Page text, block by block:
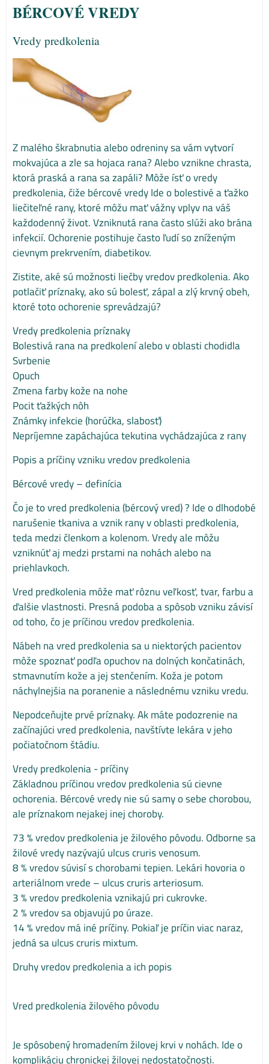
BÉRCOVÉ VREDY
Vredy predkolenia
Z malého škrabnutia alebo odreniny sa vám vytvorí
mokvajúca a zle sa hojaca rana? Alebo vznikne chrasta,
ktorá praská a rana sa zapáli? Môže ísť o vredy
predkolenia, čiže bércové vredy Ide o bolestivé a ťažko
liečiteľné rany, ktoré môžu mať vážny vplyv na váš
každodenný život. Vzniknutá rana často slúži ako brána
infekcií. Ochorenie postihuje často ľudí so zníženým
cievnym prekrvením, diabetikov.
Zistite, aké sú možnosti liečby vredov predkolenia. Ako
potlačiť príznaky, ako sú bolesť, zápal a zlý krvný obeh,
ktoré toto ochorenie sprevádzajú?
Vredy predkolenia príznaky
Bolestivá rana na predkolení alebo v oblasti chodidla
Svrbenie
Opuch
Zmena farby kože na nohe
Pocit ťažkých nôh
Známky infekcie (horúčka, slabosť)
Nepríjemne zapáchajúca tekutina vychádzajúca z rany
Popis a príčiny vzniku vredov predkolenia
Bércové vredy – definícia
Čo je to vred predkolenia (bércový vred) ? Ide o dlhodobé
narušenie tkaniva a vznik rany v oblasti predkolenia,
teda medzi členkom a kolenom. Vredy ale môžu
vzniknúť aj medzi prstami na nohách alebo na
priehlavkoch.
Vred predkolenia môže mať rôznu veľkosť, tvar, farbu a
ďalšie vlastnosti. Presná podoba a spôsob vzniku závisí
od toho, čo je príčinou vredov predkolenia.
Nábeh na vred predkolenia sa u niektorých pacientov
môže spoznať podľa opuchov na dolných končatinách,
stmavnutím kože a jej stenčením. Koža je potom
náchylnejšia na poranenie a následnému vzniku vredu.
Nepodceňujte prvé príznaky. Ak máte podozrenie na
začínajúci vred predkolenia, navštívte lekára v jeho
počiatočnom štádiu.
Vredy predkolenia - príčiny
Základnou príčinou vredov predkolenia sú cievne
ochorenia. Bércové vredy nie sú samy o sebe chorobou,
ale príznakom nejakej inej choroby.
73 % vredov predkolenia je žilového pôvodu. Odborne sa
žilové vredy nazývajú ulcus cruris venosum.
8 % vredov súvisí s chorobami tepien. Lekári hovoria o
arteriálnom vrede – ulcus cruris arteriosum.
3 % vredov predkolenia vznikajú pri cukrovke.
2 % vredov sa objavujú po úraze.
14 % vredov má iné príčiny. Pokiaľ je príčin viac naraz,
jedná sa ulcus cruris mixtum.
Druhy vredov predkolenia a ich popis
Vred predkolenia žilového pôvodu
Je spôsobený hromadením žilovej krvi v nohách. Ide o
komplikáciu chronickej žilovej nedostatočnosti.